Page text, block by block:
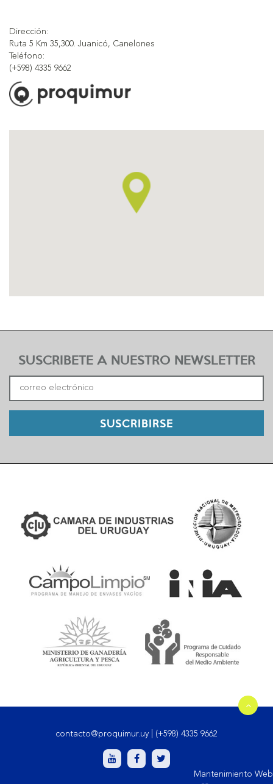
Dirección:
Ruta 5 Km 35,300. Juanicó, Canelones
Teléfono:
(+598) 4335 9662
SUSCRIBETE A NUESTRO NEWSLETTER
SUSCRIBIRSE
contacto@proquimur.uy (+598) 4335 9662
Mantenimiento Web